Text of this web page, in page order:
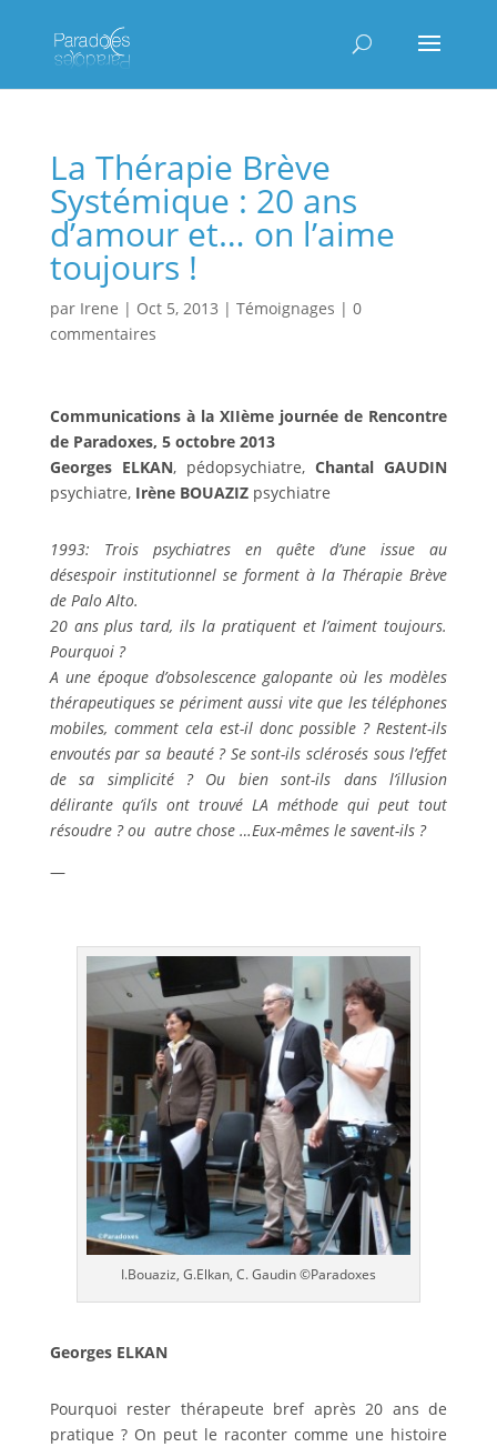
La Thérapie Brève
Systémique : 20 ans
d’amour et… on l’aime
toujours !
par Irene | Oct 5, 2013 | Témoignages | 0
commentaires
Communications à la XIIème journée de Rencontre
de Paradoxes, 5 octobre 2013
Georges ELKAN, pédopsychiatre,Chantal GAUDIN
psychiatre, Irène BOUAZIZpsychiatre
1993: Trois psychiatres en quête d’une issue au
désespoir institutionnel se forment à la Thérapie Brève
de Palo Alto.
20 ans plus tard, ils la pratiquent et l’aiment toujours.
Pourquoi ?
A une époque d’obsolescence galopante où les modèles
thérapeutiques se périment aussi vite que les téléphones
mobiles, comment cela est-il donc possible ? Restent-ils
envoutés par sa beauté ? Se sont-ils sclérosés sous l’effet
de sa simplicité ? Ou bien sont-ils dans l’illusion
délirante qu’ils ont trouvé LA méthode qui peut tout
résoudre ? ou autre chose …Eux-mêmes le savent-ils ?
—
I.Bouaziz, G.Elkan, C. Gaudin ©Paradoxes
Georges ELKAN
Pourquoi rester thérapeute bref après 20 ans de
pratique ? On peut le raconter comme une histoire